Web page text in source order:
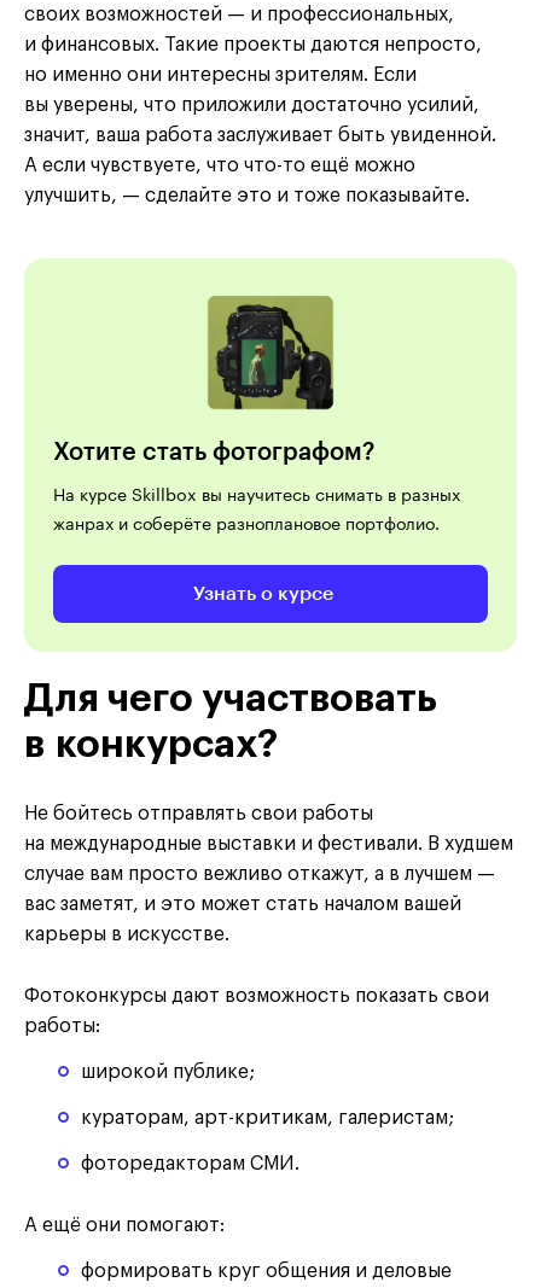
своих возможностей — и профессиональных,
и финансовых. Такие проекты даются непросто,
но именно они интересны зрителям. Если
вы уверены, что приложили достаточно усилий,
значит, ваша работа заслуживает быть увиденной.
А если чувствуете, что что-то ещё можно
улучшить, — сделайте это и тоже показывайте.
Хотите стать фотографом?
На курсе Skillbox вы научитесь снимать в разных
жанрах и соберёте разноплановое портфолио.
Узнать о курсе
Для чего участвовать
в конкурсах?
Не бойтесь отправлять свои работы
на международные выставки и фестивали. В худшем
случае вам просто вежливо откажут, а в лучшем —
вас заметят, и это может стать началом вашей
карьеры в искусстве.
Фотоконкурсы дают возможность показать свои
работы:
широкой публике;
кураторам, арт-критикам, галеристам;
фоторедакторам СМИ.
А ещё они помогают:
формировать круг общения и деловые